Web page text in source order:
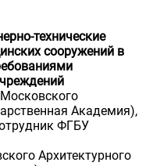
технические
сооружений в
Академия),
ФГБУ
Архитектурного